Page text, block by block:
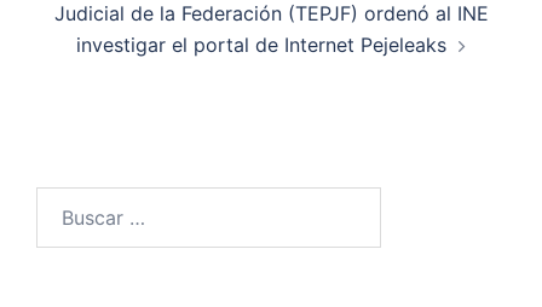
Judicial de la Federación (TEPJF) ordenó al INE
investigar el portal de Internet Pejeleaks